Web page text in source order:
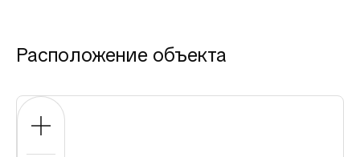
Расположение объекта